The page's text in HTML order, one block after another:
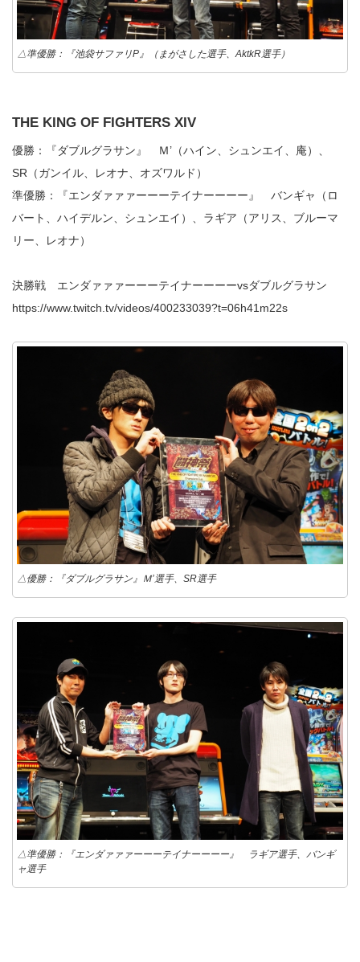
△準優勝：『池袋サファリP』（まがさした選手、AktkR選手）
THE KING OF FIGHTERS XIV
優勝：『ダブルグラサン』 Ｍ’（ハイン、シュンエイ、庵）、
SR（ガンイル、レオナ、オズワルド）
準優勝：『エンダァァァーーーテイナーーーー』 バンギャ（ロ
バート、ハイデルン、シュンエイ）、ラギア（アリス、ブルーマ
リー、レオナ）
決勝戦 エンダァァァーーーテイナーーーーvsダブルグラサン
https://www.twitch.tv/videos/400233039?t=06h41m22s
△優勝：『ダブルグラサン』Ｍ’選手、SR選手
△準優勝：『エンダァァァーーーテイナーーーー』 ラギア選手、バンギ
ャ選手